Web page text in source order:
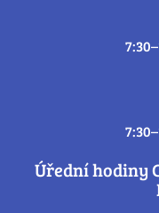
Úřední hodiny